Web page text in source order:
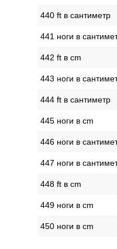
440 ft в сантиметр
441 ноги в
442 ft в cm
443 ноги в
444 ft в сантиметр
445 ноги в cm
446 ноги в
447 ноги в
448 ft в cm
449 ноги в cm
450 ноги в cm